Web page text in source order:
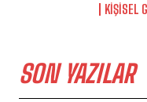
KIŞISEL
SON YAZILAR